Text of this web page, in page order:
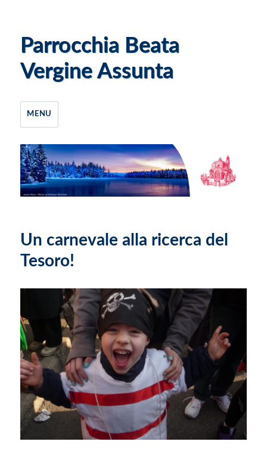
Parrocchia Beata
Vergine Assunta
MENU
Un carnevale alla ricerca del
Tesoro!